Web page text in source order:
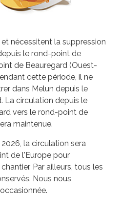
nécessitent la suppression
le rond-point de
de Beauregard (Ouest-
cette période, il ne
dans Melun depuis le
La circulation depuis le
vers le rond-point de
maintenue.
la circulation sera
de l'Europe pour
Par ailleurs, tous les
Nous nous